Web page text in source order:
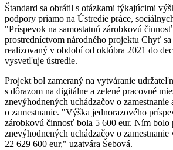
Štandard sa obrátil s otázkami týkajúcimi
podpory priamo na Ústredie práce,
"Príspevok na samostatnú zárobkovú
prostredníctvom národného projektu Chyť
realizovaný v období od októbra 2021 do
vysvetľuje ústredie.
Projekt bol zameraný na vytváranie
s dôrazom na digitálne a zelené pracovné
znevýhodnených uchádzačov o zamestnanie
o zamestnanie. "Výška jednorazového
zárobkovú činnosť bola 5 600 eur. Ním bolo
znevýhodnených uchádzačov o
22 629 600 eur," uzatvára Šebová.